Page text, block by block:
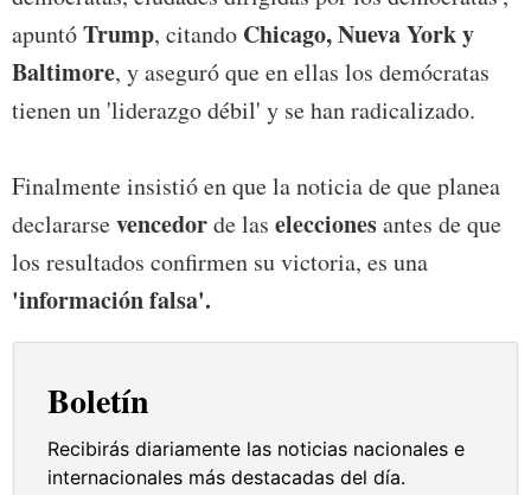
apuntóTrump, citando Chicago, Nueva York y
Baltimore, y aseguró que en ellas los demócratas
tienen un 'liderazgo débil' y se han radicalizado.
Finalmente insistió en que la noticia de que planea
declararsevencedorde las eleccionesantes de que
los resultados confirmen su victoria, es una
'información falsa'.
Boletín
Recibirás diariamente las noticias nacionales e
internacionales más destacadas del día.